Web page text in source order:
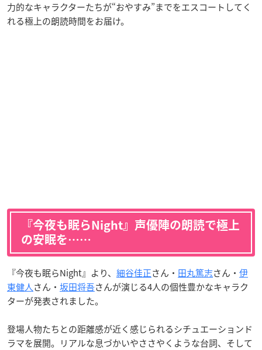
力的なキャラクターたちが“おやすみ”までをエスコートしてく
れる極上の朗読時間をお届け。
『今夜も眠らNight』声優陣の朗読で極上
の安眠を……
『今夜も眠らNight』より、 細谷佳正さん・ 田丸篤志さん・ 伊
東健人さん・ 坂田将吾さんが演じる4人の個性豊かなキャラク
ターが発表されました。
登場人物たちとの距離感が近く感じられるシチュエーションド
ラマを展開。リアルな息づかいやささやくような台詞、そして